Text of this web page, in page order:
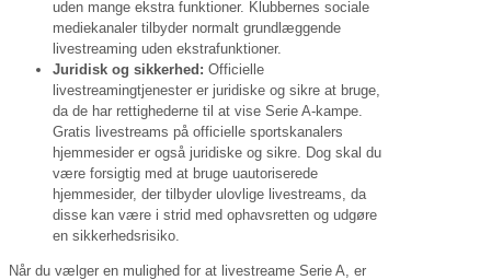
uden mange ekstra funktioner. Klubbernes sociale
mediekanaler tilbyder normalt grundlæggende
livestreaming uden ekstrafunktioner.
Juridisk og sikkerhed: Officielle
livestreamingtjenester er juridiske og sikre at bruge,
da de har rettighederne til at vise Serie A-kampe.
Gratis livestreams på officielle sportskanalers
hjemmesider er også juridiske og sikre. Dog skal du
være forsigtig med at bruge uautoriserede
hjemmesider, der tilbyder ulovlige livestreams, da
disse kan være i strid med ophavsretten og udgøre
en sikkerhedsrisiko.
Når du vælger en mulighed for at livestreame Serie A, er